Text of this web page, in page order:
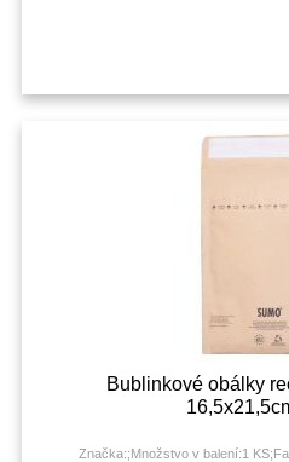
Bublinkové obálky
Značka:;Množstvo v balení:1